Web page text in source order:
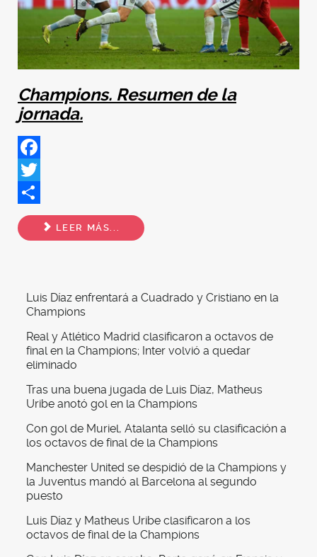
Champions. Resumen de la
jornada.
Facebook
Twitter
Share
LEER MÁS...
Luis Díaz enfrentará a Cuadrado y Cristiano en la
Champions
Real y Atlético Madrid clasificaron a octavos de
final en la Champions; Inter volvió a quedar
eliminado
Tras una buena jugada de Luis Díaz, Matheus
Uribe anotó gol en la Champions
Con gol de Muriel, Atalanta selló su clasificación a
los octavos de final de la Champions
Manchester United se despidió de la Champions y
la Juventus mandó al Barcelona al segundo
puesto
Luis Díaz y Matheus Uribe clasificaron a los
octavos de final de la Champions